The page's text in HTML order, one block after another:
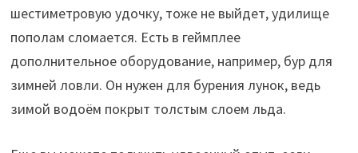
шестиметровую удочку, тоже не выйдет, удилище
пополам сломается. Есть в геймплее
дополнительное оборудование, например, бур для
зимней ловли. Он нужен для бурения лунок, ведь
зимой водоём покрыт толстым слоем льда.